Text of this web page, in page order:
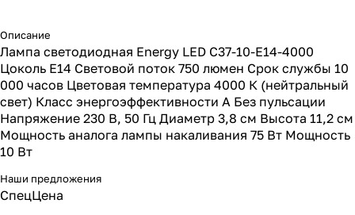
Описание
Лампа светодиодная Energy LED С37-10-E14-4000
Цоколь E14 Световой поток 750 люмен Срок службы 10
000 часов Цветовая температура 4000 К (нейтральный
свет) Класс энергоэффективности А Без пульсации
Напряжение 230 В, 50 Гц Диаметр 3,8 см Высота 11,2 см
Мощность аналога лампы накаливания 75 Вт Мощность
10 Вт
Наши предложения
СпецЦена